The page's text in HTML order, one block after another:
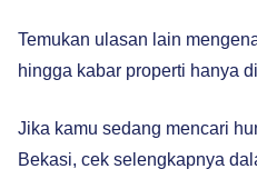
Temukan ulasan lain
hingga kabar properti hanya
Jika kamu sedang mencari
Bekasi, cek selengkapnya